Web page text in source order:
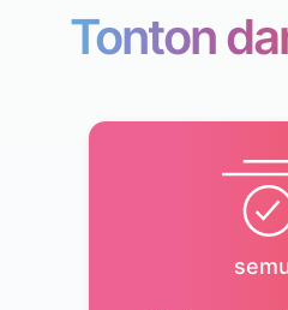
Tonton